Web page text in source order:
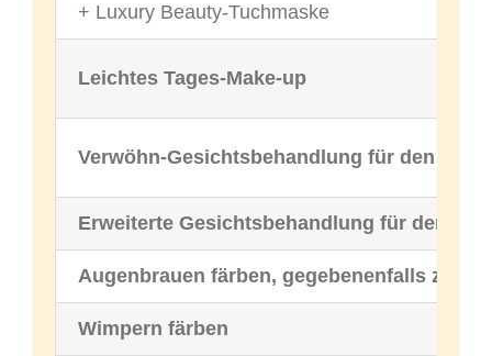
+ Luxury Beauty-Tuchmaske
Leichtes Tages-Make-up
Verwöhn-Gesichtsbehandlung für den
Erweiterte Gesichtsbehandlung für den
Augenbrauen färben, gegebenenfalls
Wimpern färben